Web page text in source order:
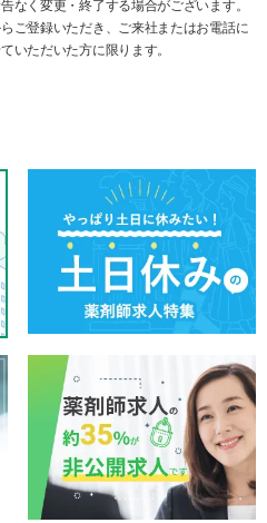
なく変更・終了する場合がございます。
ご登録いただき、ご来社またはお電話に
いただいた方に限ります。